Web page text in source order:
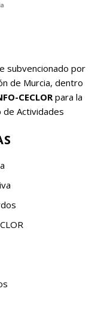
subvencionado por
de Murcia, dentro
CECLOR para la
de Actividades